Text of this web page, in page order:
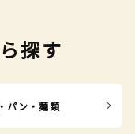
探す
パン・麺類